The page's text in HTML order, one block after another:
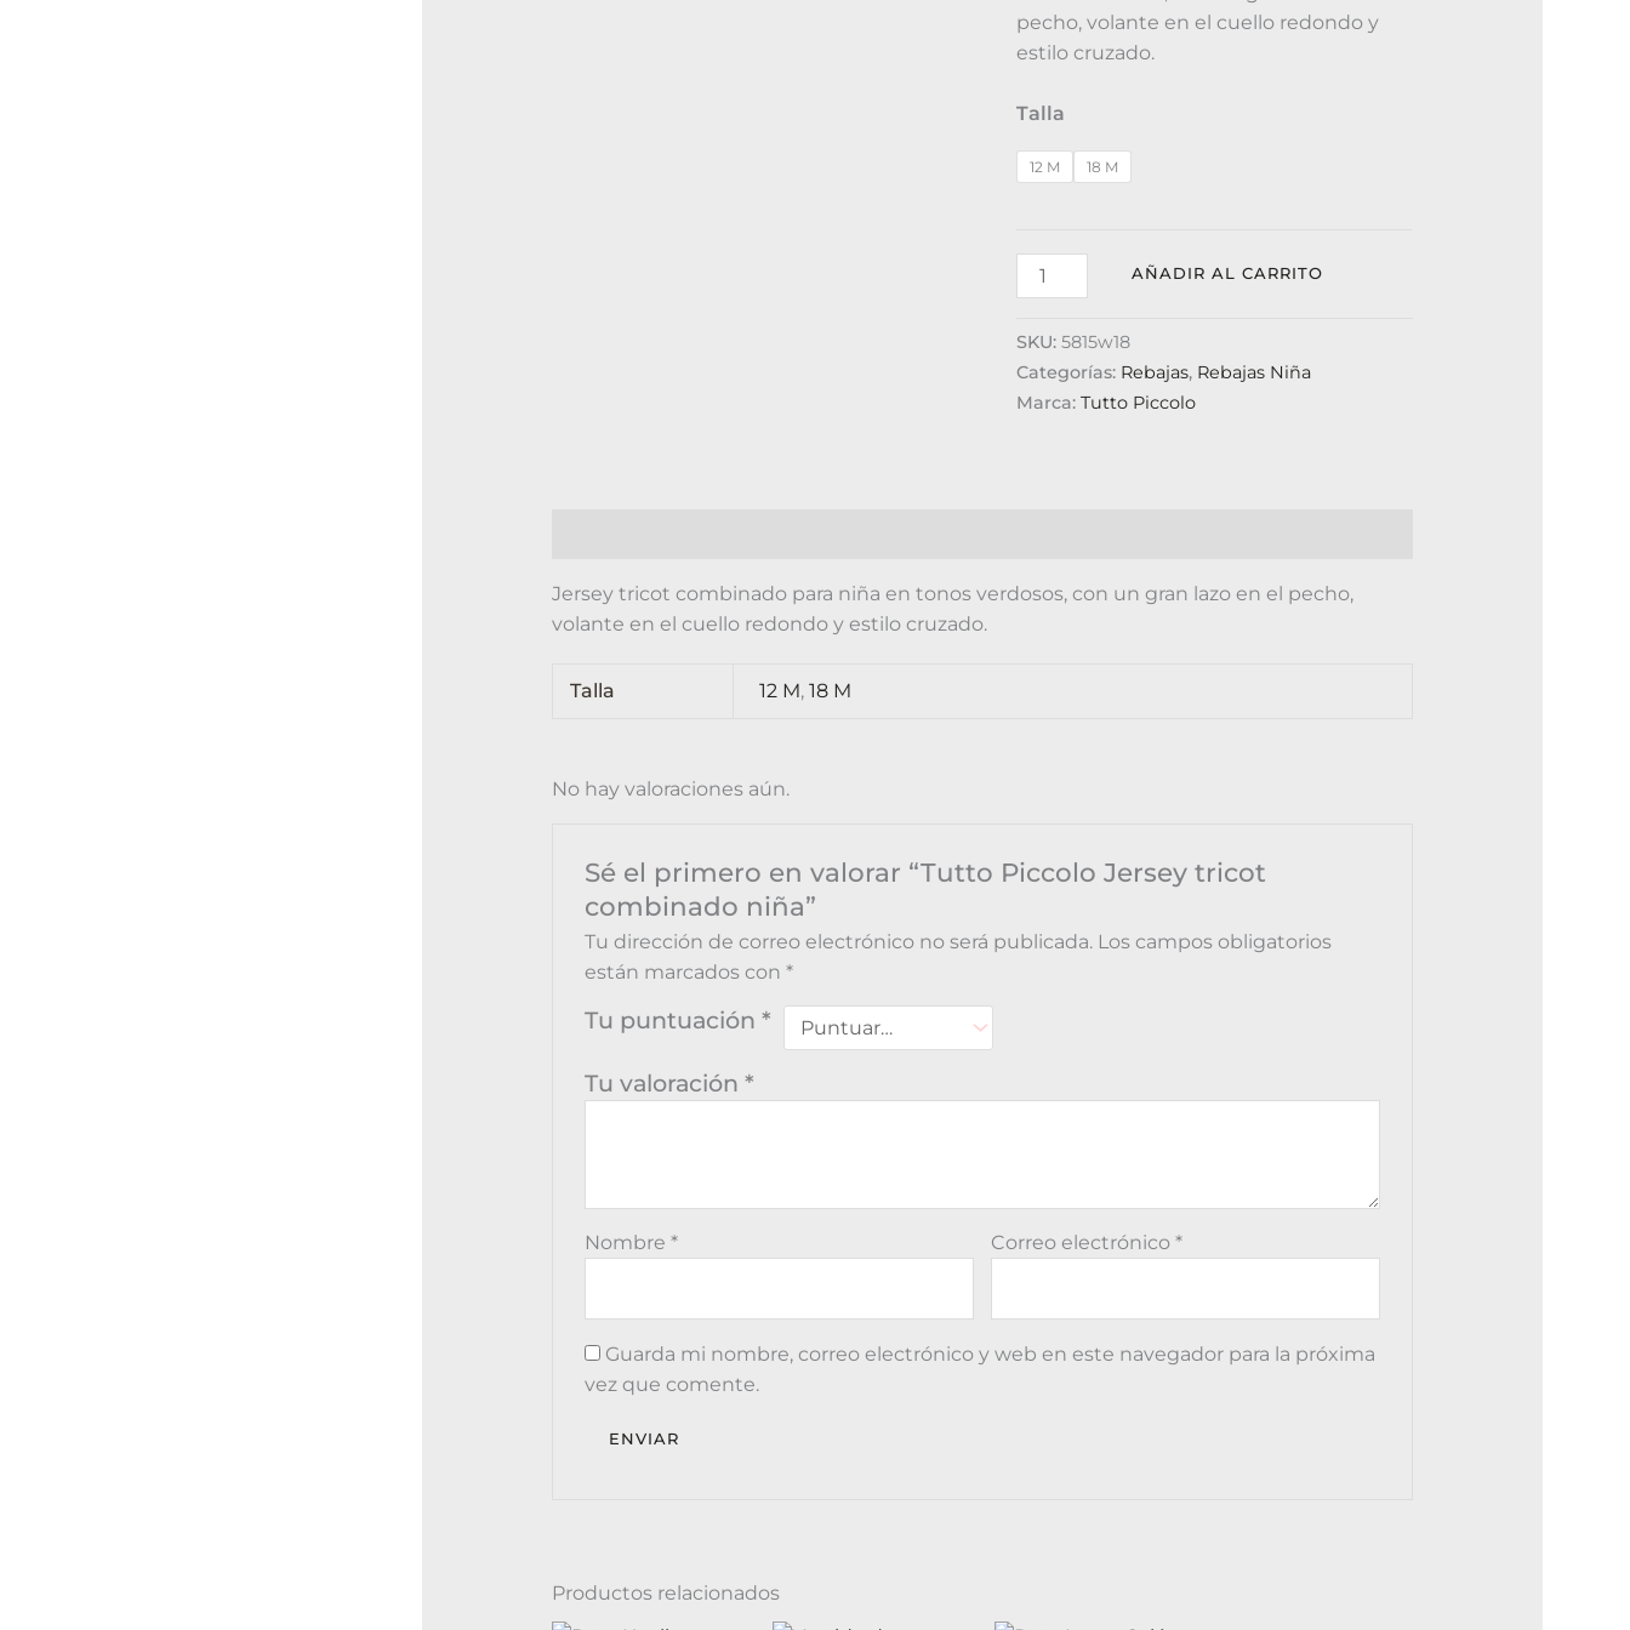
pecho, volante en el cuello redondo y
estilo cruzado.
Talla
12 M 18 M
AÑADIR AL CARRITO
SKU:5815w18
Categorías: Rebajas, Rebajas Niña
Marca:Tutto Piccolo
Jersey tricot combinado para niña en tonos verdosos, con un gran lazo en el pecho,
volante en el cuello redondo y estilo cruzado.
Talla 12 M,18 M
No hay valoraciones aún.
Sé el primero en valorar “Tutto Piccolo Jersey tricot
combinado niña”
Tu dirección de correo electrónico no será publicada. Los campos obligatorios
están marcados con*
Tu puntuación*
Tu valoración*
Nombre* Correo electrónico *
Guarda mi nombre, correo electrónico y web en este navegador para la próxima
vez que comente.
Productos relacionados